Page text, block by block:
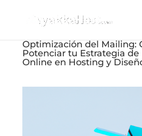
Optimización del Mailing:
Potenciar tu Estrategia
Online en Hosting y